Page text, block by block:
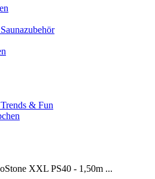
Saunazubehör
Trends & Fun
XXL PS40 - 1,50m ...